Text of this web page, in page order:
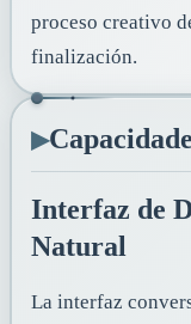
proceso creativo
finalización.
▸
Interfaz de
Natural
La interfaz